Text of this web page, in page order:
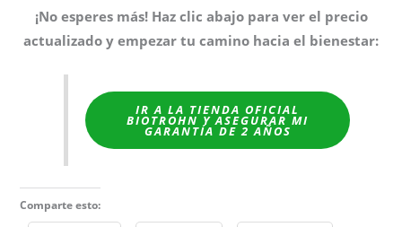
¡No esperes más! Haz clic abajo para ver el precio
actualizado y empezar tu camino hacia el bienestar:
IR A LA TIENDA OFICIAL
BIOTROHN Y ASEGURAR MI
GARANTÍA DE 2 AÑOS
Comparte esto: